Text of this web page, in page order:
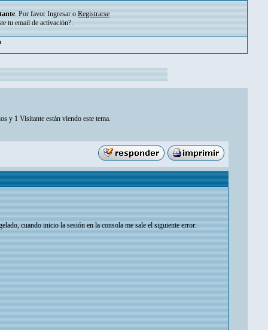
. Por favor Ingresar o Registrarse
tu email de activación?.
y 1 Visitante están viendo este tema.
cuando inicio la sesión en la consola me sale el siguiente error: